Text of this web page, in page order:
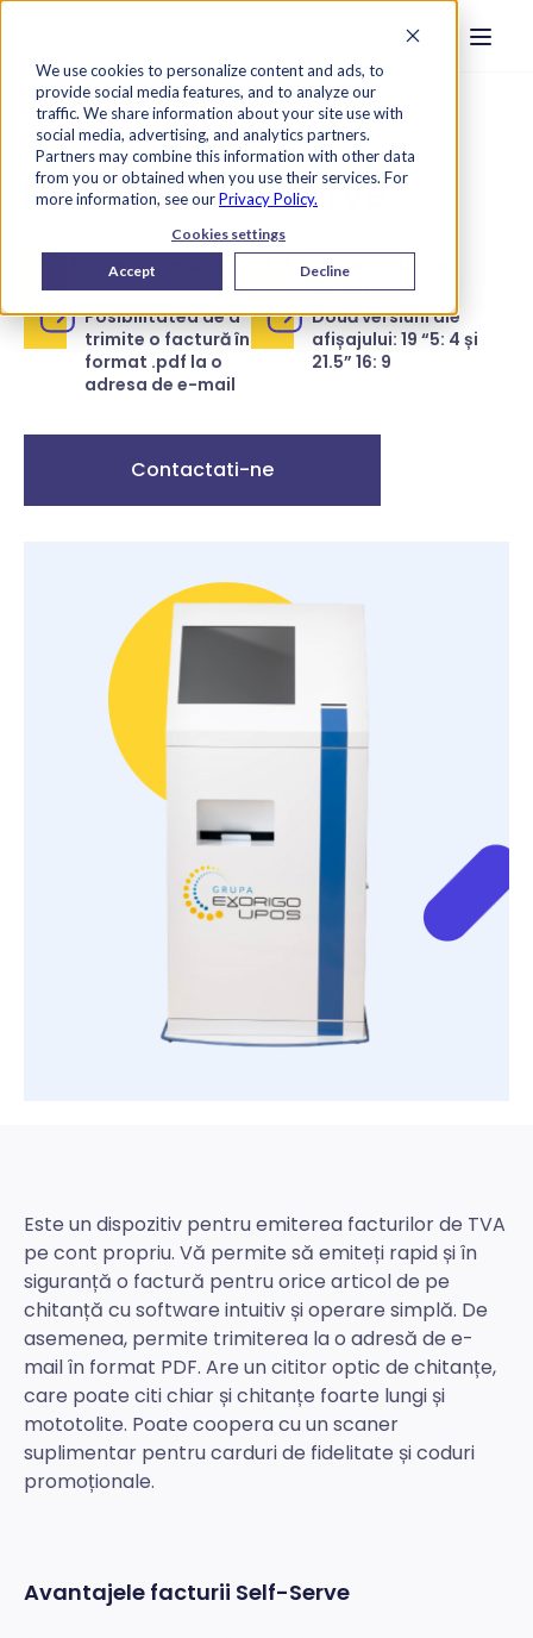
We use cookies to personalize content and ads, to
provide social media features, and to analyze our
traffic. We share information about your site use with
social media, advertising, and analytics partners.
Partners may combine this information with other data
from you or obtained when you use their services. For
more information, see ourPrivacy Policy.
Cookies settings
Accept Decline
Szukaj na
Dispozitive omnichannel Factură Self-Serve
Factură Self-Serve
Interfață intuitivă
Cititor optic de
bonuri
Posibilitatea de a
trimite o factură în
format .pdf la o
adresa de e-mail
Două versiuni ale
afișajului: 19 “5: 4 și
21.5” 16: 9
Contactati-ne
Este un dispozitiv pentru emiterea facturilor de TVA
pe cont propriu. Vă permite să emiteți rapid și în
siguranță o factură pentru orice articol de pe
chitanță cu software intuitiv și operare simplă. De
asemenea, permite trimiterea la o adresă de e-
mail în format PDF. Are un cititor optic de chitanțe,
care poate citi chiar și chitanțe foarte lungi și
mototolite. Poate coopera cu un scaner
suplimentar pentru carduri de fidelitate și coduri
promoționale.
Avantajele facturii Self-Serve